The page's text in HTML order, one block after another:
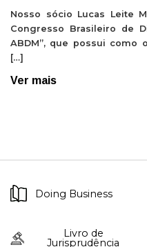
Nosso sócio Lucas Leite
Congresso Brasileiro de
ABDM”, que possui como
[…]
Ver mais
Doing Business
Livro de
Jurisprudência